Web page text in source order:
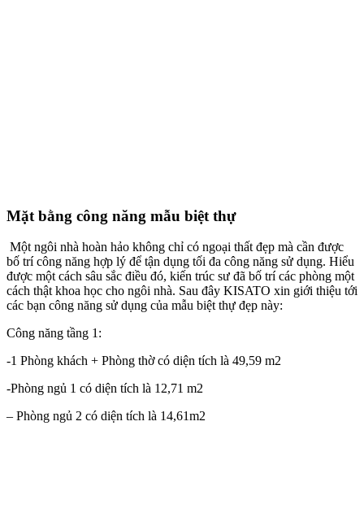
Mặt bằng công năng mẫu biệt thự
​ Một ngôi nhà hoàn hảo không chỉ có ngoại thất đẹp mà cần được
bố trí công năng hợp lý để tận dụng tối đa công năng sử dụng. Hiểu
được một cách sâu sắc điều đó, kiến trúc sư đã bố trí các phòng một
cách thật khoa học cho ngôi nhà. Sau đây KISATO xin giới thiệu tới
các bạn công năng sử dụng của mẫu biệt thự đẹp này:
Công năng tầng 1:
-1 Phòng khách + Phòng thờ có diện tích là 49,59 m2
-Phòng ngủ 1 có diện tích là 12,71 m2
– Phòng ngủ 2 có diện tích là 14,61m2